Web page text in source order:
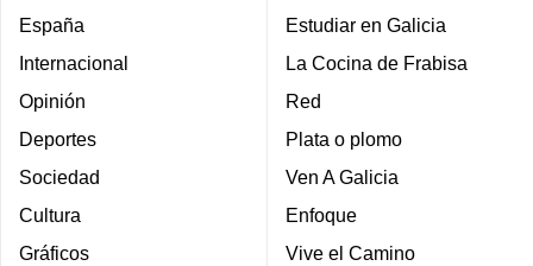
España
Internacional
Opinión
Deportes
Sociedad
Cultura
Gráficos
Estudiar en Galicia
La Cocina de Frabisa
Red
Plata o plomo
Ven A Galicia
Enfoque
Vive el Camino